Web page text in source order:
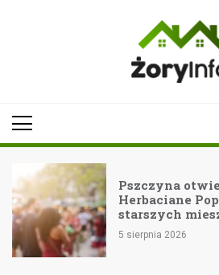
Pszczyna otwiera
Herbaciane
starszych
5 sierpnia 2026